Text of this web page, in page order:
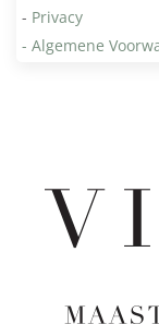
- Privacy
- Algemene